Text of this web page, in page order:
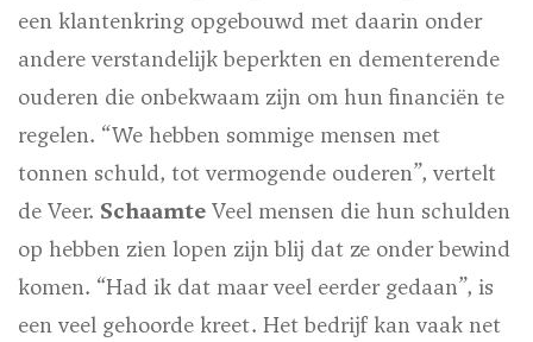
een klantenkring opgebouwd met daarin onder
andere verstandelijk beperkten en dementerende
ouderen die onbekwaam zijn om hun financiën te
regelen. “We hebben sommige mensen met
tonnen schuld, tot vermogende ouderen”, vertelt
de Veer. Schaamte Veel mensen die hun schulden
op hebben zien lopen zijn blij dat ze onder bewind
komen. “Had ik dat maar veel eerder gedaan”, is
een veel gehoorde kreet. Het bedrijf kan vaak net